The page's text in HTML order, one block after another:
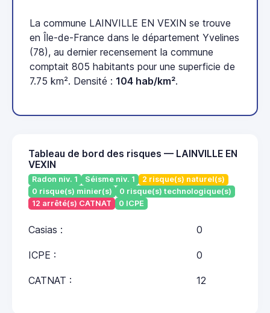
La commune LAINVILLE EN VEXIN se trouve
en Île-de-France dans le département Yvelines
(78), au dernier recensement la commune
comptait 805 habitants pour une superficie de
7.75 km². Densité : 104 hab/km².
Tableau de bord des risques — LAINVILLE EN
VEXIN
Radon niv. 1 Séisme niv. 1
2 risque(s) naturel(s)
0 risque(s) minier(s)
0 risque(s) technologique(s)
12 arrêté(s) CATNAT
0 ICPE
Casias : 0
ICPE : 0
CATNAT : 12